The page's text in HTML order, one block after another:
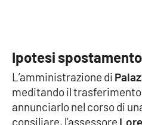
Cronaca
Cultura
Economia e Lavoro
Ipotesi spostamento
L’amministrazione di
meditando il
annunciarlo nel corso di
consiliare, l’assessore